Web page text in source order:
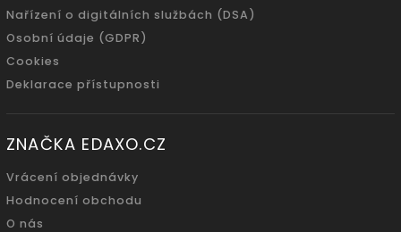
Nařízení o digitálních službách (DSA)
Osobní údaje (GDPR)
Cookies
Deklarace přístupnosti
ZNAČKA EDAXO.CZ
Vrácení objednávky
Hodnocení obchodu
O nás